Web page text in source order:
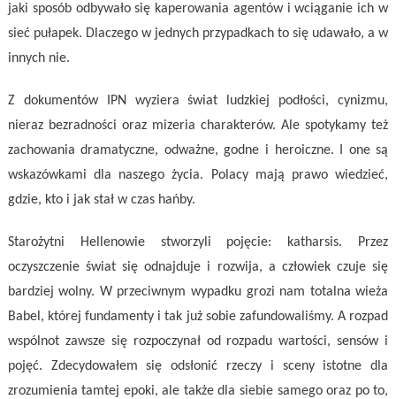
jaki sposób odbywało się kaperowania agentów i wciąganie ich w
sieć pułapek. Dlaczego w jednych przypadkach to się udawało, a w
innych nie.
Z dokumentów IPN wyziera świat ludzkiej podłości, cynizmu,
nieraz bezradności oraz mizeria charakterów. Ale spotykamy też
zachowania dramatyczne, odważne, godne i heroiczne. I one są
wskazówkami dla naszego życia. Polacy mają prawo wiedzieć,
gdzie, kto i jak stał w czas hańby.
Starożytni Hellenowie stworzyli pojęcie: katharsis. Przez
oczyszczenie świat się odnajduje i rozwija, a człowiek czuje się
bardziej wolny. W przeciwnym wypadku grozi nam totalna wieża
Babel, której fundamenty i tak już sobie zafundowaliśmy. A rozpad
wspólnot zawsze się rozpoczynał od rozpadu wartości, sensów i
pojęć. Zdecydowałem się odsłonić rzeczy i sceny istotne dla
zrozumienia tamtej epoki, ale także dla siebie samego oraz po to,